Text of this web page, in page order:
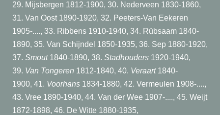
29. Mijsbergen 1812-1900, 30. Nederveen 1830-1860,
31. Van Oost 1890-1920, 32. Peeters-Van Eekeren
1905-...., 33. Ribbens 1910-1940, 34. Rübsaam 1840-
1890, 35. Van Schijndel 1850-1935, 36. Sep 1880-1920,
37. Smout 1840-1890, 38. Stadhouders 1920-1940,
39. Van Tongeren 1812-1840, 40. Veraart1840-
1900, 41. Voorhans 1834-1880, 42. Vermeulen 1908-....,
43. Vree 1890-1940, 44. Van der Wee 1907-...., 45. Weijt
1872-1898, 46. De Witte 1880-1935,